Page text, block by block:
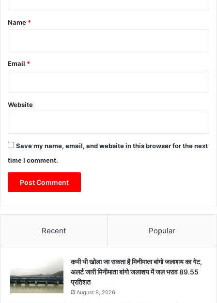
*
Name *
Email *
Website
Save my name, email, and website in this browser for the next
time I comment.
Recent Popular
कभी भी खोला जा सकता है मिनीमाता बांगो जलाशय का गेट,
अलर्ट जारी मिनीमाता बांगो जलाशय में जल भराव 89.55
प्रतिशत
August 9, 2026